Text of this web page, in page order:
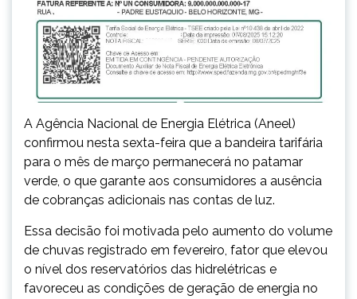
A Agência Nacional de Energia Elétrica (Aneel)
confirmou nesta sexta-feira que a bandeira tarifária
para o mês de março permanecerá no patamar
verde, o que garante aos consumidores a ausência
de cobranças adicionais nas contas de luz.
Essa decisão foi motivada pelo aumento do volume
de chuvas registrado em fevereiro, fator que elevou
o nível dos reservatórios das hidrelétricas e
favoreceu as condições de geração de energia no